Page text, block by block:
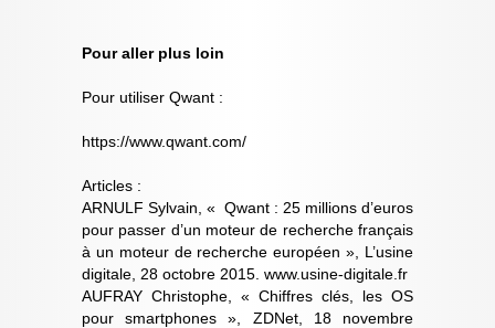
Pour aller plus loin
Pour utiliser Qwant :
https://www.qwant.com/
Articles :
ARNULF Sylvain, « Qwant : 25 millions d’euros
pour passer d’un moteur de recherche français
à un moteur de recherche européen », L’usine
digitale, 28 octobre 2015. www.usine-digitale.fr
AUFRAY Christophe, « Chiffres clés, les OS
pour smartphones », ZDNet, 18 novembre